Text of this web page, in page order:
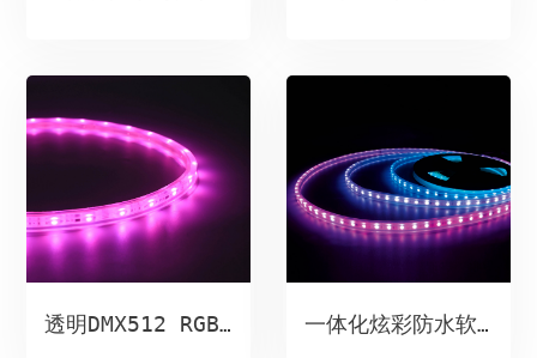
透明DMX512 RGB单线18宽软灯带 一体化炫彩防水软灯带（14.4W/m）